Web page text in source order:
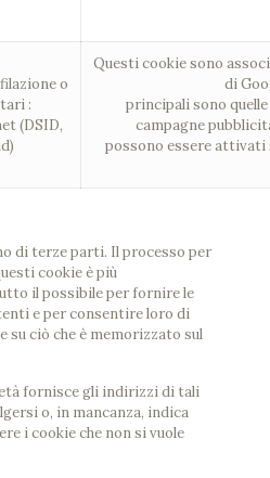
o
:
(DSID,
Questi cookie sono
di
principali sono
campagne
possono essere attivati
di terze parti. Il processo per
cookie è più
il possibile per fornire le
e per consentire loro di
ciò che è memorizzato sul
fornisce gli indirizzi di tali
o, in mancanza, indica
i cookie che non si vuole